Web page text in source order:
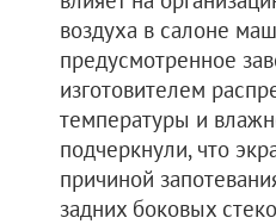
воздуха в салоне
предусмотренное
изготовителем
температуры и
подчеркнули, что
причиной
задних боковых